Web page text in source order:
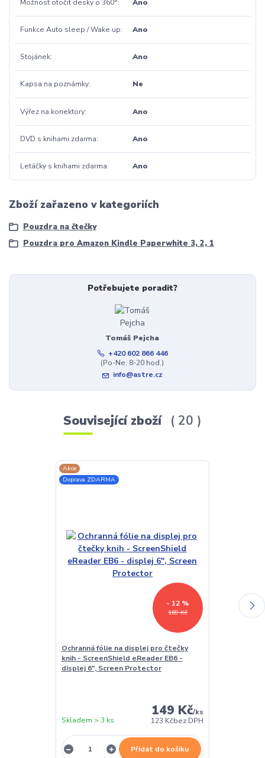
Možnost otočit desky o 360° Ano
Funkce Auto sleep / Wake up Ano
Stojánek Ano
Kapsa na poznámky Ne
Výřez na konektory Ano
DVD s knihami zdarma Ano
Letáčky s knihami zdarma Ano
Zboží zařazeno v kategoriích
Pouzdra na čtečky
Pouzdra pro Amazon Kindle Paperwhite 3, 2, 1
Potřebujete poradit?
Tomáš Pejcha
+420 602 866 446
(Po-Ne, 8-20 hod.)
info@astre.cz
Související zboží 20
Akce
Doprava ZDARMA
169 Kč
- 12 %
Ochranná fólie na displej pro čtečky
knih - ScreenShield eReader EB6 -
displej 6", Screen Protector
149 Kč/ks
123 Kčbez DPH
Skladem > 3 ks
Přidat do košíku